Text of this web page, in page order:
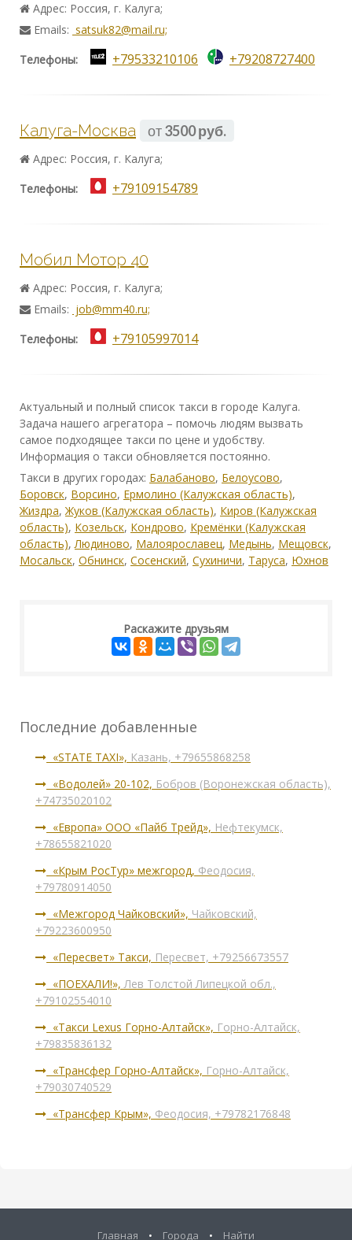
Адрес: Россия, г. Калуга;
Emails: satsuk82@mail.ru;
Телефоны: +79533210106 +79208727400
Калуга-Москва от3500 руб.
Адрес: Россия, г. Калуга;
Телефоны: +79109154789
Мобил Мотор 40
Адрес: Россия, г. Калуга;
Emails: job@mm40.ru;
Телефоны: +79105997014
Актуальный и полный список такси в городе Калуга.
Задача нашего агрегатора – помочь людям вызвать
самое подходящее такси по цене и удобству.
Информация о такси обновляется постоянно.
Такси в других городах: Балабаново, Белоусово,
Боровск, Ворсино, Ермолино (Калужская область),
Жиздра,Жуков (Калужская область), Киров (Калужская
область), Козельск, Кондрово, Кремёнки (Калужская
область),Людиново, Малоярославец, Медынь, Мещовск,
Мосальск, Обнинск, Сосенский, Сухиничи, Таруса, Юхнов
Раскажите друзьям
Последние добавленные
«STATE TAXI», Казань, +79655868258
«Водолей» 20-102, Бобров (Воронежская область),
+74735020102
«Европа» ООО «Пайб Трейд», Нефтекумск,
+78655821020
«Крым РосТур» межгород, Феодосия,
+79780914050
«Межгород Чайковский», Чайковский,
+79223600950
«Пересвет» Такси, Пересвет, +79256673557
«ПОЕХАЛИ!»,Лев Толстой Липецкой обл.,
+79102554010
«Такси Lexus Горно-Алтайск», Горно-Алтайск,
+79835836132
«Трансфер Горно-Алтайск», Горно-Алтайск,
+79030740529
«Трансфер Крым», Феодосия, +79782176848
Главная • Города • Найти